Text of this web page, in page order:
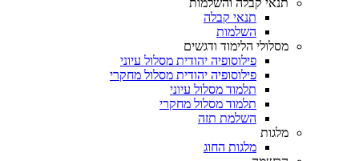
תנאי קבלה והשלמות
תנאי קבלה
השלמות
מסלולי הלימוד ודגשים
פילוסופיה יהודית מסלול עיוני
פילוסופיה יהודית מסלול מחקרי
תלמוד מסלול עיוני
תלמוד מסלול מחקרי
השלמת תזה
מלגות
מלגות החוג